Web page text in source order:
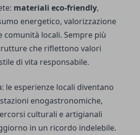
materiali eco-friendly,
energetico, valorizzazione
comunità locali. Sempre più
che riflettono valori
di vita responsabile.
le esperienze locali diventano
enogastronomiche,
culturali e artigianali
in un ricordo indelebile.